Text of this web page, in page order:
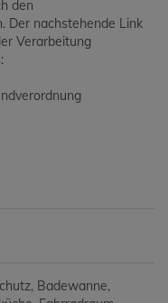
den
Der nachstehende Link
Verarbeitung
Badewanne